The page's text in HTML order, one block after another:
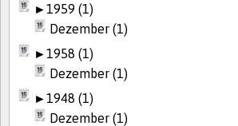
►1959 (1)
Dezember (1)
►1958 (1)
Dezember (1)
►1948 (1)
Dezember (1)